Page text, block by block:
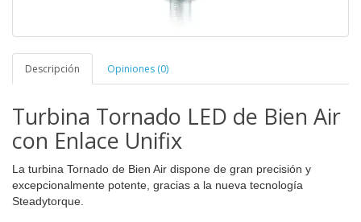
Descripción Opiniones (0)
Turbina Tornado LED de Bien Air
con Enlace Unifix
La turbina Tornado de Bien Air dispone de gran precisión y
excepcionalmente potente, gracias a la nueva tecnología
Steadytorque.